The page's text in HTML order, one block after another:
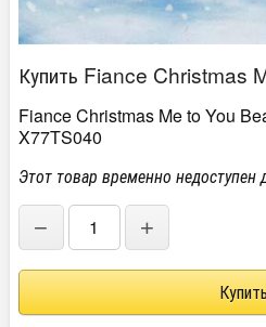
Купить Fiance Christmas
Fiance Christmas Me to You
X77TS040
Этот товар временно недоступен
− +